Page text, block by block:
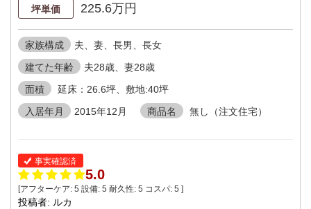
坪単価 225.6万円
家族構成
夫、妻、長男、長女
建てた年齢
夫28歳、妻28歳
面積
延床：26.6坪、敷地:40坪
入居年月
2015年12月 商品名 無し（注文住宅）
事実確認済
5.0
[アフターケア: 5 設備: 5 耐久性: 5 コスパ: 5 ]
投稿者: ルカ